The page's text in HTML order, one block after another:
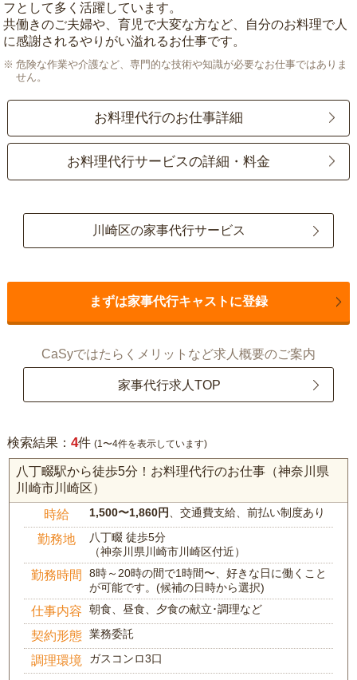
フとして多く活躍しています。
共働きのご夫婦や、育児で大変な方など、自分のお料理で人
に感謝されるやりがい溢れるお仕事です。
危険な作業や介護など、専門的な技術や知識が必要なお仕事ではありま
せん。
お料理代行のお仕事詳細
お料理代行サービスの詳細・料金
川崎区の家事代行サービス
まずは家事代行キャストに登録
CaSyではたらくメリットなど求人概要のご案内
家事代行求人TOP
検索結果： 4件 (1〜4件を表示しています)
八丁畷駅から徒歩5分！お料理代行のお仕事（神奈川県
川崎市川崎区）
時給 1,500〜1,860円 、交通費支給、前払い制度あり
勤務地
八丁畷 徒歩5分
（神奈川県川崎市川崎区付近）
勤務時間
8時～20時の間で1時間〜、好きな日に働くこと
が可能です。(候補の日時から選択)
仕事内容 朝食、昼食、夕食の献立･調理など
契約形態 業務委託
調理環境 ガスコンロ3口